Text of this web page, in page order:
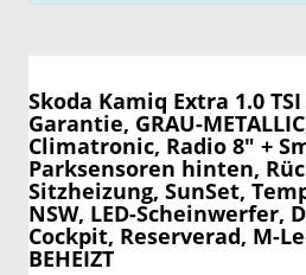
Skoda Kamiq Extra 1.0
Garantie, GRAU-
Climatronic, Radio 8" +
Parksensoren hinten,
Sitzheizung, SunSet,
NSW, LED-Scheinwerfer,
Cockpit, Reserverad, M-
BEHEIZT